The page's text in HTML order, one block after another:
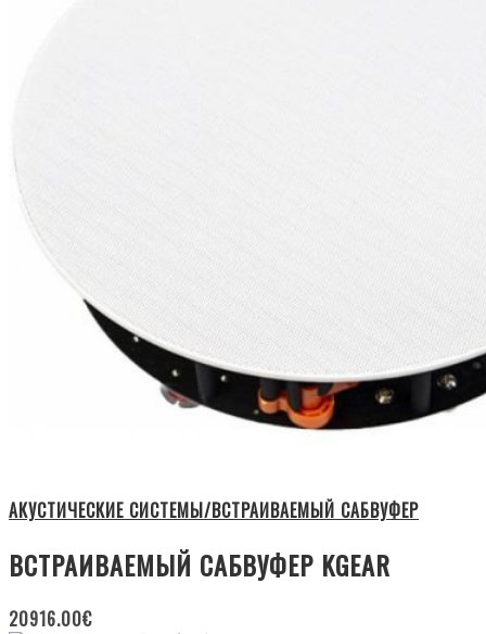
АКУСТИЧЕСКИЕ СИСТЕМЫ/ВСТРАИВАЕМЫЙ САБВУФЕР
ВСТРАИВАЕМЫЙ САБВУФЕР KGEAR
20916.00€